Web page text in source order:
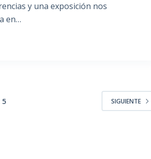
y una exposición nos
en…
5 SIGUIENTE